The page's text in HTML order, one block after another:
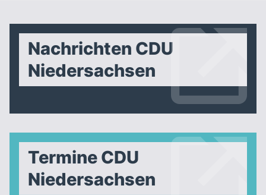
Nachrichten CDU
Niedersachsen
Termine CDU
Niedersachsen